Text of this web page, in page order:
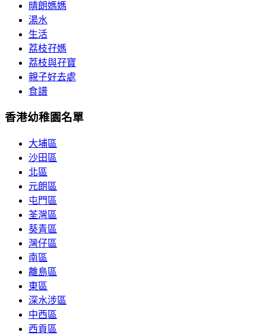
晴朗媽媽
湯水
生活
荔枝孖媽
荔枝與孖寶
親子好去處
食譜
香港幼稚園名單
大埔區
沙田區
北區
元朗區
屯門區
荃灣區
葵青區
灣仔區
南區
離島區
東區
深水涉區
中西區
西貢區